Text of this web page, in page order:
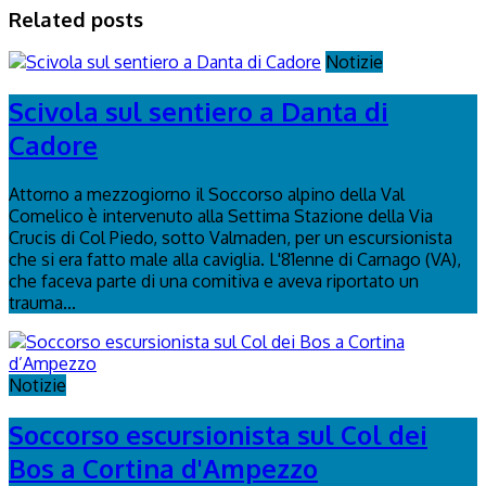
Related posts
Notizie
Scivola sul sentiero a Danta di
Cadore
Attorno a mezzogiorno il Soccorso alpino della Val
Comelico è intervenuto alla Settima Stazione della Via
Crucis di Col Piedo, sotto Valmaden, per un escursionista
che si era fatto male alla caviglia. L'81enne di Carnago (VA),
che faceva parte di una comitiva e aveva riportato un
trauma...
Notizie
Soccorso escursionista sul Col dei
Bos a Cortina d'Ampezzo